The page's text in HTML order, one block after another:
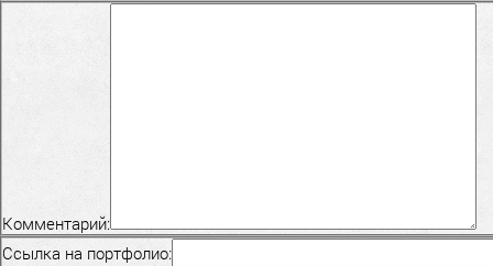
Комментарий:
Ссылка на портфолио: